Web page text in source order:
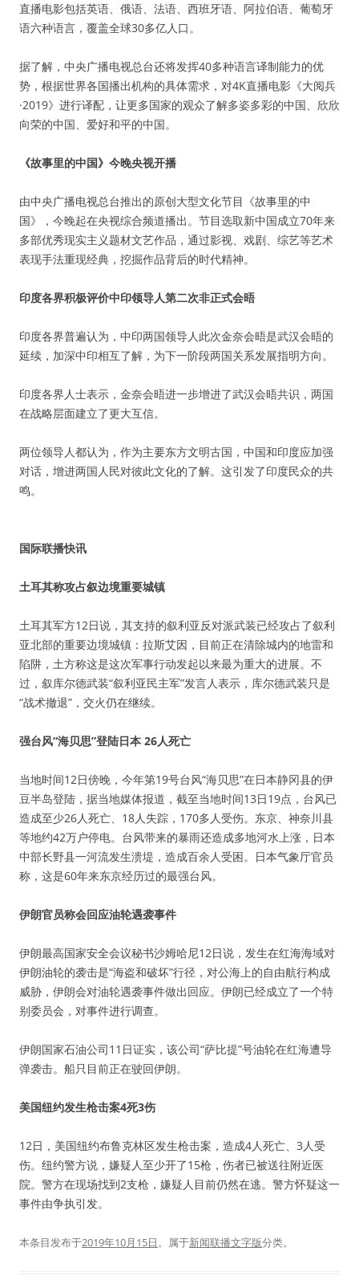
直播电影包括英语、俄语、法语、西班牙语、阿拉伯语、葡萄牙
语六种语言，覆盖全球30多亿人口。
据了解，中央广播电视总台还将发挥40多种语言译制能力的优
势，根据世界各国播出机构的具体需求，对4K直播电影《大阅兵
·2019》进行译配，让更多国家的观众了解多姿多彩的中国、欣欣
向荣的中国、爱好和平的中国。
《故事里的中国》今晚央视开播
由中央广播电视总台推出的原创大型文化节目《故事里的中
国》，今晚起在央视综合频道播出。节目选取新中国成立70年来
多部优秀现实主义题材文艺作品，通过影视、戏剧、综艺等艺术
表现手法重现经典，挖掘作品背后的时代精神。
印度各界积极评价中印领导人第二次非正式会晤
印度各界普遍认为，中印两国领导人此次金奈会晤是武汉会晤的
延续，加深中印相互了解，为下一阶段两国关系发展指明方向。
印度各界人士表示，金奈会晤进一步增进了武汉会晤共识，两国
在战略层面建立了更大互信。
两位领导人都认为，作为主要东方文明古国，中国和印度应加强
对话，增进两国人民对彼此文化的了解。这引发了印度民众的共
鸣。
国际联播快讯
土耳其称攻占叙边境重要城镇
土耳其军方12日说，其支持的叙利亚反对派武装已经攻占了叙利
亚北部的重要边境城镇：拉斯艾因，目前正在清除城内的地雷和
陷阱，土方称这是这次军事行动发起以来最为重大的进展。不
过，叙库尔德武装“叙利亚民主军”发言人表示，库尔德武装只是
“战术撤退”，交火仍在继续。
强台风“海贝思”登陆日本 26人死亡
当地时间12日傍晚，今年第19号台风“海贝思”在日本静冈县的伊
豆半岛登陆，据当地媒体报道，截至当地时间13日19点，台风已
造成至少26人死亡、18人失踪，170多人受伤。东京、神奈川县
等地约42万户停电。台风带来的暴雨还造成多地河水上涨，日本
中部长野县一河流发生溃堤，造成百余人受困。日本气象厅官员
称，这是60年来东京经历过的最强台风。
伊朗官员称会回应油轮遇袭事件
伊朗最高国家安全会议秘书沙姆哈尼12日说，发生在红海海域对
伊朗油轮的袭击是“海盗和破坏”行径，对公海上的自由航行构成
威胁，伊朗会对油轮遇袭事件做出回应。伊朗已经成立了一个特
别委员会，对事件进行调查。
伊朗国家石油公司11日证实，该公司“萨比提”号油轮在红海遭导
弹袭击。船只目前正在驶回伊朗。
美国纽约发生枪击案4死3伤
12日，美国纽约布鲁克林区发生枪击案，造成4人死亡、3人受
伤。纽约警方说，嫌疑人至少开了15枪，伤者已被送往附近医
院。警方在现场找到2支枪，嫌疑人目前仍然在逃。警方怀疑这一
事件由争执引发。
本条目发布于2019年10月15日。属于新闻联播文字版分类。